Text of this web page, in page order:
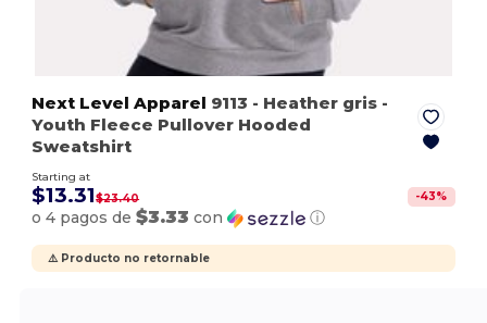
Next Level Apparel 9113 - Heather gris -
Youth Fleece Pullover Hooded
Sweatshirt
Starting at
$13.31$23.40 -43%
o 4 pagos de$3.33 con ⓘ
⚠️ Producto no retornable